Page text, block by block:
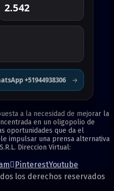
2.542
+51944938306 →
a la necesidad de mejorar la
en un oligopolio de
oportunidades que da el
impulsar una prensa alternativa
Direccion Virtual:
PinterestYoutube
los derechos reservados